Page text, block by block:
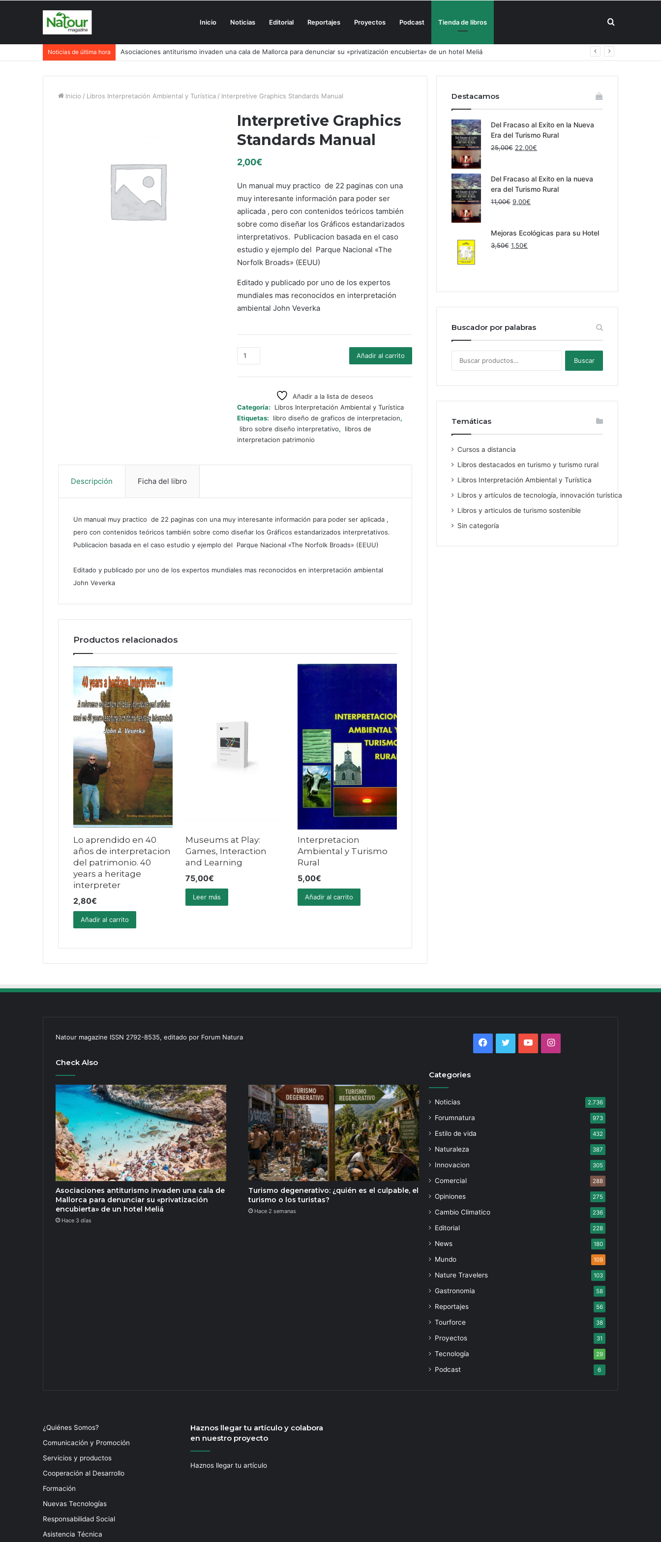
Inicio Noticias Editorial Reportajes Proyectos Podcast Tienda de libros Buscar
Noticias de última hora Asociaciones antiturismo invaden una cala de Mallorca para denunciar su «privatización encubierta» de un hotel Meliá
Inicio / Libros Interpretación Ambiental y Turística / Interpretive Graphics Standards Manual
Interpretive Graphics
Standards Manual
2,00€
Un manual muy practico de 22 paginas con una
muy interesante información para poder ser
aplicada , pero con contenidos teóricos también
sobre como diseñar los Gráficos estandarizados
interpretativos. Publicacion basada en el caso
estudio y ejemplo del Parque Nacional «The
Norfolk Broads» (EEUU)
Editado y publicado por uno de los expertos
mundiales mas reconocidos en interpretación
ambiental John Veverka
Interpretive
Añadir al carrito
Añadir a la lista de deseos
Categoría:
Libros Interpretación Ambiental y Turística
Etiquetas:
libro diseño de graficos de interpretacion,
libro sobre diseño interpretativo,
libros de
interpretacion patrimonio
Descripción Ficha del libro
Un manual muy practico de 22 paginas con una muy interesante información para poder ser aplicada ,
pero con contenidos teóricos también sobre como diseñar los Gráficos estandarizados interpretativos.
Publicacion basada en el caso estudio y ejemplo del Parque Nacional «The Norfolk Broads» (EEUU)
Editado y publicado por uno de los expertos mundiales mas reconocidos en interpretación ambiental
John Veverka
Productos relacionados
Lo aprendido en 40
años de interpretacion
del patrimonio. 40
years a heritage
interpreter
2,80€
Añadir al carrito
Museums at Play:
Games, Interaction
and Learning
75,00€
Leer más
Interpretacion
Ambiental y Turismo
Rural
5,00€
Añadir al carrito
Destacamos
Del Fracaso al Exito en la Nueva
Era del Turismo Rural
25,00€ El
era:
25,00€.
22,00€
es:
22,00€.
Del Fracaso al Exito en la nueva
era del Turismo Rural
11,00€ El
era:
11,00€.
9,00€
es:
Mejoras Ecológicas para su Hotel
3,50€ El
1,50€
Buscador por palabras
por:
Buscar
Temáticas
Cursos a distancia
Libros destacados en turismo y turismo rural
Libros Interpretación Ambiental y Turística
Libros y artículos de tecnología, innovación turística
Libros y articulos de turismo sostenible
Sin categoría
Natour magazine ISSN 2792-8535, editado por Forum Natura
Check Also
Asociaciones antiturismo invaden una cala de
Mallorca para denunciar su «privatización
encubierta» de un hotel Meliá
Hace 3 días
Turismo degenerativo: ¿quién es el culpable, el
turismo o los turistas?
Hace 2 semanas
Facebook
TwitterYouTubeInstagram
Categories
Noticias 2.736
Forumnatura 973
Estilo de vida 432
Naturaleza 387
Innovacion 305
Comercial 288
Opiniones 275
Cambio Climatico 236
Editorial 228
News 180
Mundo 109
Nature Travelers 103
Gastronomia 58
Reportajes 56
Tourforce 38
Proyectos 31
Tecnología 29
Podcast 6
¿Quiénes Somos?
Comunicación y Promoción
Servicios y productos
Cooperación al Desarrollo
Formación
Nuevas Tecnologías
Responsabilidad Social
Asistencia Técnica
Haznos llegar tu artículo y colabora
en nuestro proyecto
Haznos llegar tu artículo